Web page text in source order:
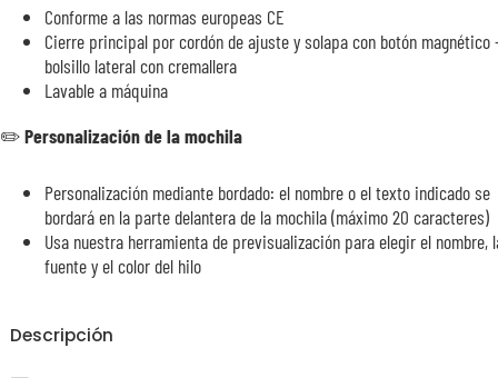
Conforme a las normas europeas CE
Cierre principal por cordón de ajuste y solapa con botón magnético
bolsillo lateral con cremallera
Lavable a máquina
✏️Personalización de la mochila
Personalización mediante bordado: el nombre o el texto indicado se
bordará en la parte delantera de la mochila (máximo 20 caracteres)
Usa nuestra herramienta de previsualización para elegir el nombre,
fuente y el color del hilo
Descripción